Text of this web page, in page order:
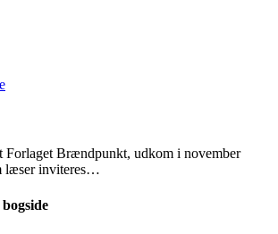
anette
Forlaget Brændpunkt, udkom i november
læser inviteres…